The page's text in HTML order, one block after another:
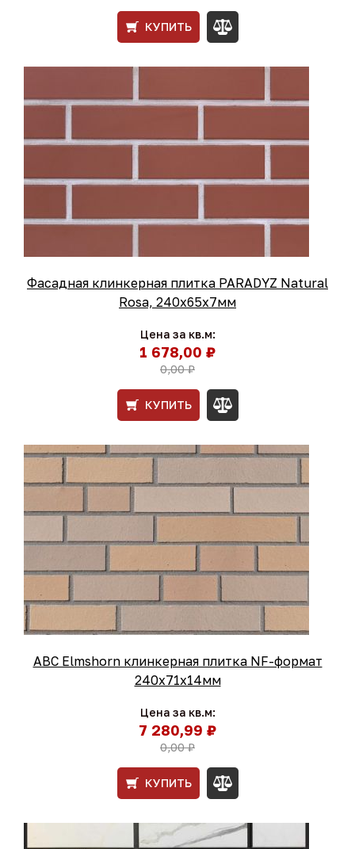
КУПИТЬ
Фасадная клинкерная плитка PARADYZ Natural
Rosa, 240x65x7мм
Цена за кв.м:
1 678,00 ₽
0,00 ₽
КУПИТЬ
ABC Elmshorn клинкерная плитка NF-формат
240x71x14мм
Цена за кв.м:
7 280,99 ₽
0,00 ₽
КУПИТЬ